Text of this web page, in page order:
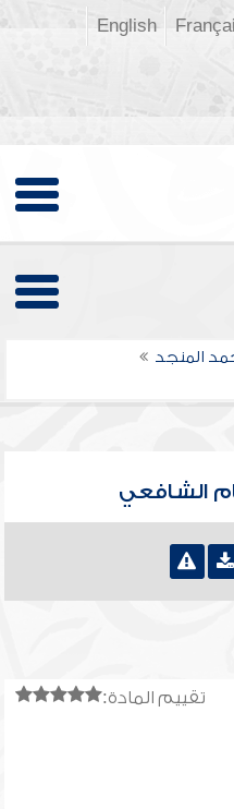
English
المنجد
الشافعي
تقييم المادة: